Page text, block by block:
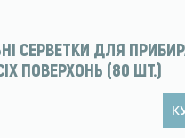
СЕРВЕТКИ ДЛЯ
ПОВЕРХОНЬ (80 ШТ.)